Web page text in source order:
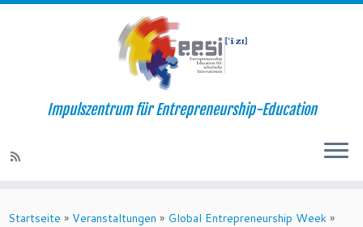
Impulszentrum für Entrepreneurship-Education
Startseite » Veranstaltungen » Global Entrepreneurship Week »